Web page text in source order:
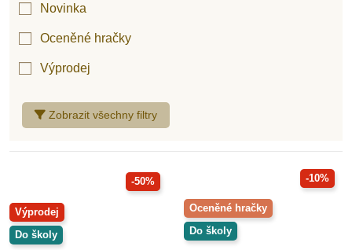
Zobrazit všechny filtry
Novinka
Oceněné hračky
Výprodej
-50%
Výprodej
Do školy
-10%
Oceněné hračky
Do školy